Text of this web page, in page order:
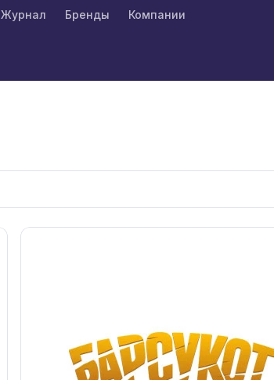
Журнал Бренды Компании